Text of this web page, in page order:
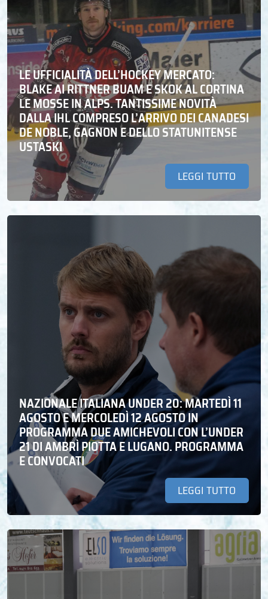
LE UFFICIALITÀ DELL’HOCKEY MERCATO:
BLAKE AI RITTNER BUAM E SKOK AL CORTINA
LE MOSSE IN ALPS. TANTISSIME NOVITÀ
DALLA IHL COMPRESO L’ARRIVO DEI CANADESI
DE NOBLE, GAGNON E DELLO STATUNITENSE
USTASKI
LEGGI TUTTO
NAZIONALE ITALIANA UNDER 20: MARTEDÌ 11
AGOSTO E MERCOLEDÌ 12 AGOSTO IN
PROGRAMMA DUE AMICHEVOLI CON L’UNDER
21 DI AMBRÌ PIOTTA E LUGANO. PROGRAMMA
E CONVOCATI
LEGGI TUTTO